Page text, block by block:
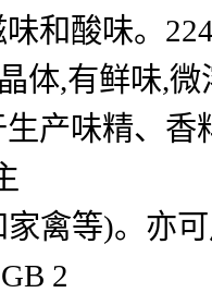
和酸味。
体,有鲜味,
产味精、
禽等)。亦
2